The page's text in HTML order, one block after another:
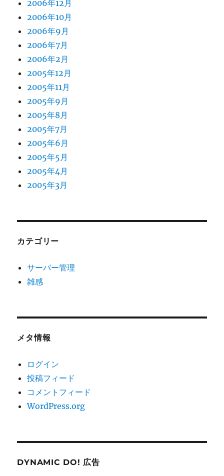
2006年12月
2006年10月
2006年9月
2006年7月
2006年2月
2005年12月
2005年11月
2005年9月
2005年8月
2005年7月
2005年6月
2005年5月
2005年4月
2005年3月
カテゴリー
サーバー管理
雑感
メタ情報
ログイン
投稿フィード
コメントフィード
WordPress.org
DYNAMIC DO! 広告